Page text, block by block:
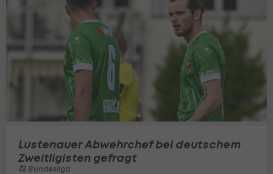
Lustenauer Abwehrchef bei deutschem
Zweitligisten gefragt
Bundesliga